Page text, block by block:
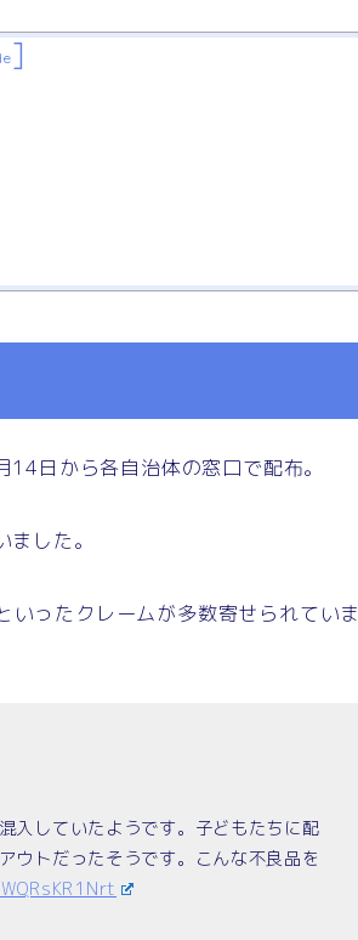
]
日から各自治体の窓口で配布。
した。
ったクレームが多数寄せられていま
入していたようです。子どもたちに配
ウトだったそうです。こんな不良品を